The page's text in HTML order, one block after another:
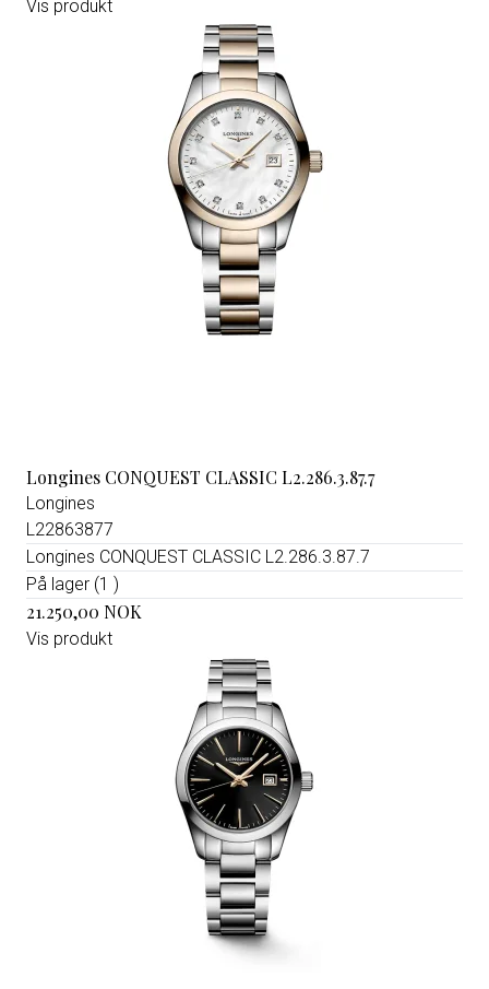
Vis produkt
Longines CONQUEST CLASSIC L2.286.3.87.7
Longines
L22863877
Longines CONQUEST CLASSIC L2.286.3.87.7
På lager (1 )
21.250,00 NOK
Vis produkt